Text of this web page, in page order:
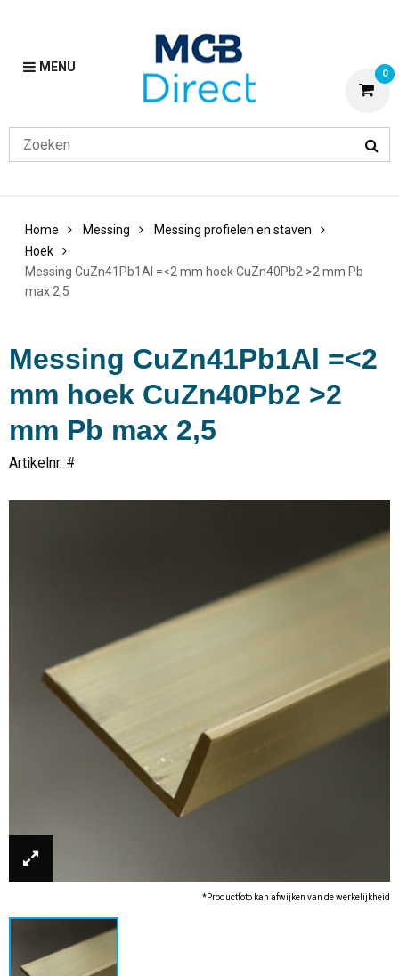
MENU 0
Home Messing
Messing profielen en staven
Hoek
Messing CuZn41Pb1Al =<2 mm hoek CuZn40Pb2 >2 mm Pb
max 2,5
Messing CuZn41Pb1Al =<2
mm hoek CuZn40Pb2 >2
mm Pb max 2,5
Artikelnr. #
*Productfoto kan afwijken van de werkelijkheid